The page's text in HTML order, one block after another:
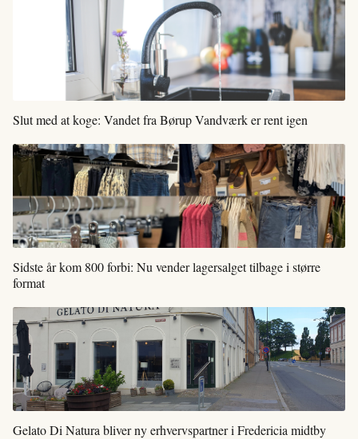
Slut med at koge: Vandet fra Børup Vandværk er rent igen
Sidste år kom 800 forbi: Nu vender lagersalget tilbage i større
format
Gelato Di Natura bliver ny erhvervspartner i Fredericia midtby